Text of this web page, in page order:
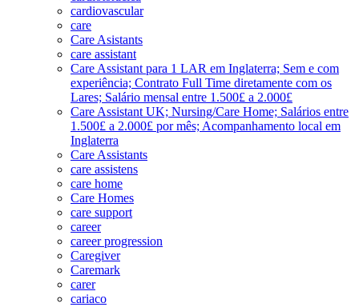
cardiovascular
care
Care Asistants
care assistant
Care Assistant para 1 LAR em Inglaterra; Sem e com
experiência; Contrato Full Time diretamente com os
Lares; Salário mensal entre 1.500£ a 2.000£
Care Assistant UK; Nursing/Care Home; Salários entre
1.500£ a 2.000£ por mês; Acompanhamento local em
Inglaterra
Care Assistants
care assistens
care home
Care Homes
care support
career
career progression
Caregiver
Caremark
carer
cariaco